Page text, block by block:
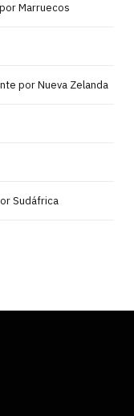
Marruecos
por Nueva Zelanda
Sudáfrica